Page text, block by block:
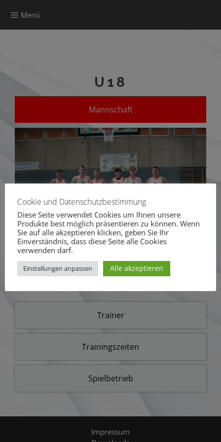
Menü
U18
Mannschaft
Trainer
Trainingszeiten
Spielbetrieb
Obere Reihe:Tymur Semenyuk, Paul Baumgartner, Collin
Löffler, Mattis Wachter, Maximilian Braig, Dusan Zavisic
Impressum
Cookie und Datenschutzbestimmung
Diese Seite verwendet Cookies um Ihnen unsere
Produkte best möglich präsentieren zu können. Wenn
Sie auf alle akzeptieren klicken, geben Sie Ihr
Einverständnis, dass diese Seite alle Cookies
verwenden darf.
Einstellungen anpassen Alle akzeptieren